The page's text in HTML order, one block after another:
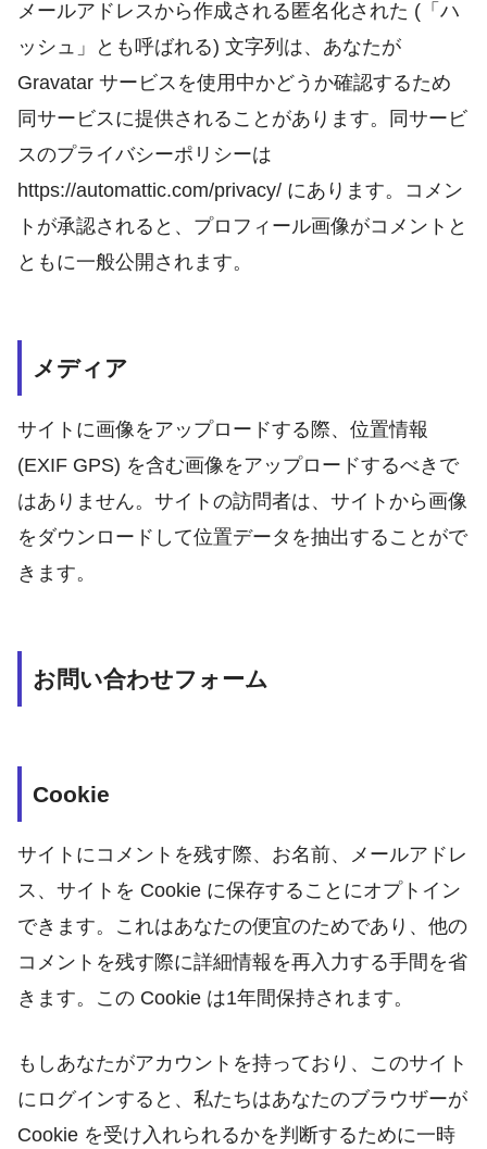
メールアドレスから作成される匿名化された (「ハ
ッシュ」とも呼ばれる) 文字列は、あなたが
Gravatar サービスを使用中かどうか確認するため
同サービスに提供されることがあります。同サービ
スのプライバシーポリシーは
https://automattic.com/privacy/ にあります。コメン
トが承認されると、プロフィール画像がコメントと
ともに一般公開されます。
メディア
サイトに画像をアップロードする際、位置情報
(EXIF GPS) を含む画像をアップロードするべきで
はありません。サイトの訪問者は、サイトから画像
をダウンロードして位置データを抽出することがで
きます。
お問い合わせフォーム
Cookie
サイトにコメントを残す際、お名前、メールアドレ
ス、サイトを Cookie に保存することにオプトイン
できます。これはあなたの便宜のためであり、他の
コメントを残す際に詳細情報を再入力する手間を省
きます。この Cookie は1年間保持されます。
もしあなたがアカウントを持っており、このサイト
にログインすると、私たちはあなたのブラウザーが
Cookie を受け入れられるかを判断するために一時